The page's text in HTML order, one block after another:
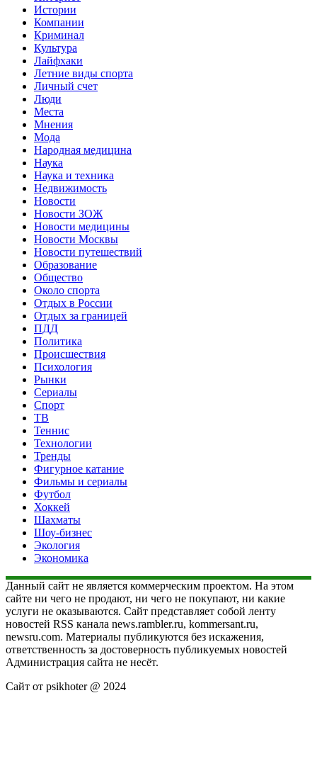
Истории
Компании
Криминал
Культура
Лайфхаки
Летние виды спорта
Личный счет
Люди
Места
Мнения
Мода
Народная медицина
Наука
Наука и техника
Недвижимость
Новости
Новости ЗОЖ
Новости медицины
Новости Москвы
Новости путешествий
Образование
Общество
Около спорта
Отдых в России
Отдых за границей
ПДД
Политика
Происшествия
Психология
Рынки
Сериалы
Спорт
ТВ
Теннис
Технологии
Тренды
Фигурное катание
Фильмы и сериалы
Футбол
Хоккей
Шахматы
Шоу-бизнес
Экология
Экономика
Данный сайт не является коммерческим проектом. На этом
сайте ни чего не продают, ни чего не покупают, ни какие
услуги не оказываются. Сайт представляет собой ленту
новостей RSS канала news.rambler.ru, kommersant.ru,
newsru.com. Материалы публикуются без искажения,
ответственность за достоверность публикуемых новостей
Администрация сайта не несёт.
Сайт от psikhoter @ 2024